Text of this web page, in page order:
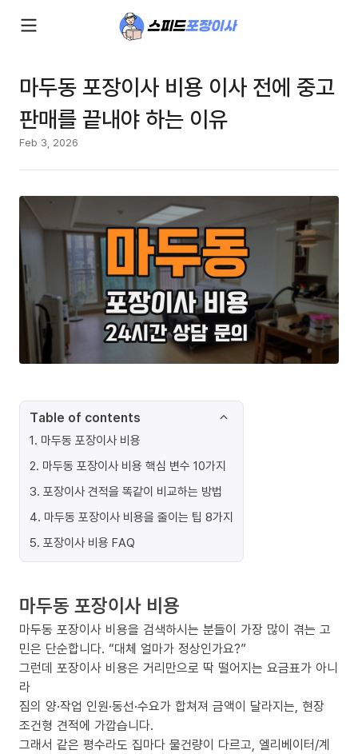
마두동 포장이사 비용 이사 전에 중고
판매를 끝내야 하는 이유
Feb 3, 2026
Table of contents
1. 마두동 포장이사 비용
2. 마두동 포장이사 비용 핵심 변수 10가지
3. 포장이사 견적을 똑같이 비교하는 방법
4. 마두동 포장이사 비용을 줄이는 팁 8가지
5. 포장이사 비용 FAQ
마두동 포장이사 비용
마두동 포장이사 비용을 검색하시는 분들이 가장 많이 겪는 고
민은 단순합니다. “대체 얼마가 정상인가요?”
그런데 포장이사 비용은 거리만으로 딱 떨어지는 요금표가 아니
라
짐의 양·작업 인원·동선·수요가 합쳐져 금액이 달라지는, 현장
조건형 견적에 가깝습니다.
그래서 같은 평수라도 집마다 물건량이 다르고, 엘리베이터/계